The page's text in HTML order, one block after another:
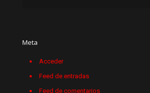
Meta
Acceder
Feed de entradas
Feed de comentarios